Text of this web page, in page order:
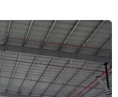
trái ngược với
coi là một mối đe